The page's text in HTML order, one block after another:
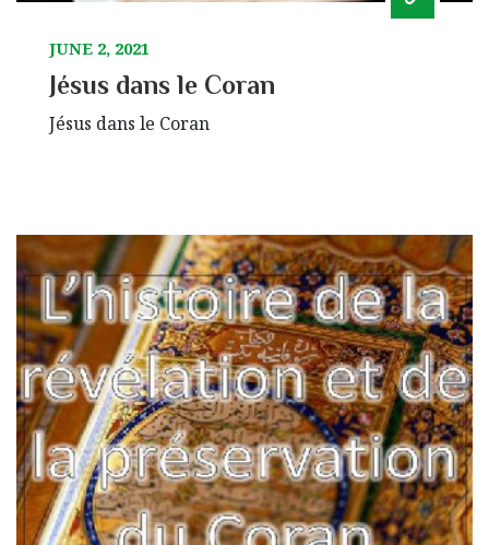
JUNE 2, 2021
Jésus dans le Coran
Jésus dans le Coran